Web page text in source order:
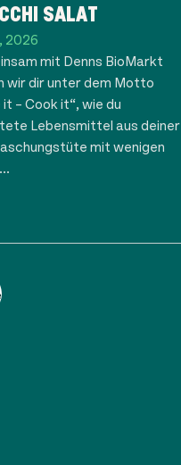
SALAT
2026
mit Denns BioMarkt
wir dir unter dem Motto
it – Cook it“, wie du
Lebensmittel aus deiner
mit wenigen